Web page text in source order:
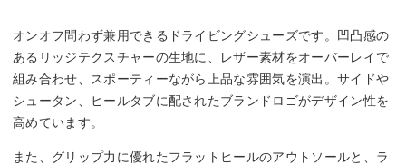
オンオフ問わず兼用できるドライビングシューズです。凹凸感の
あるリッジテクスチャーの生地に、レザー素材をオーバーレイで
組み合わせ、スポーティーながら上品な雰囲気を演出。サイドや
シュータン、ヒールタブに配されたブランドロゴがデザイン性を
高めています。
また、グリップ力に優れたフラットヒールのアウトソールと、ラ